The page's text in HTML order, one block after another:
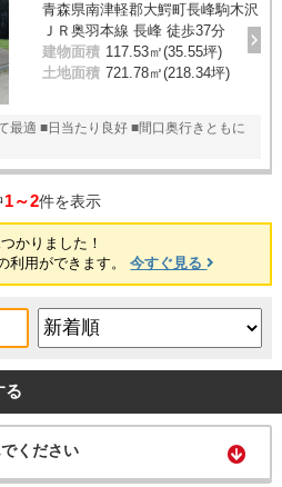
青森県南津軽郡大鰐町長峰駒木沢
ＪＲ奥羽本線 長峰 徒歩37分
建物面積 117.53㎡(35.55坪)
土地面積 721.78㎡(218.34坪)
最適 ■日当たり良好 ■間口奥行きともに
1～2件を表示
かりました！
利用ができます。今すぐ見る
る
ください